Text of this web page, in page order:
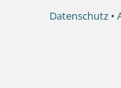
Datenschutz •